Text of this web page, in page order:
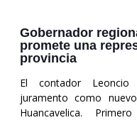
Gobernador
promete una
provincia
El contador
juramento como
Huancavelica.